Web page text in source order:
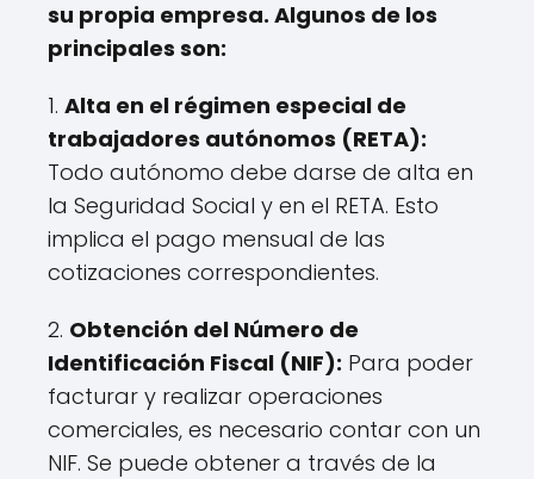
su propia empresa. Algunos de los
principales son:
1. Alta en el régimen especial de
trabajadores autónomos (RETA):
Todo autónomo debe darse de alta en
la Seguridad Social y en el RETA. Esto
implica el pago mensual de las
cotizaciones correspondientes.
2. Obtención del Número de
Identificación Fiscal (NIF): Para poder
facturar y realizar operaciones
comerciales, es necesario contar con un
NIF. Se puede obtener a través de la